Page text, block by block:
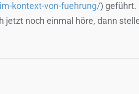
kontext-von-fuehrung/) geführt.
jetzt noch einmal höre, dann